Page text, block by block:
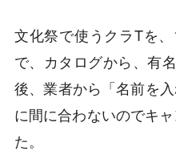
文化祭で使うクラTを
で、カタログから、有
後、業者から「名前を
に間に合わないのでキ
た。